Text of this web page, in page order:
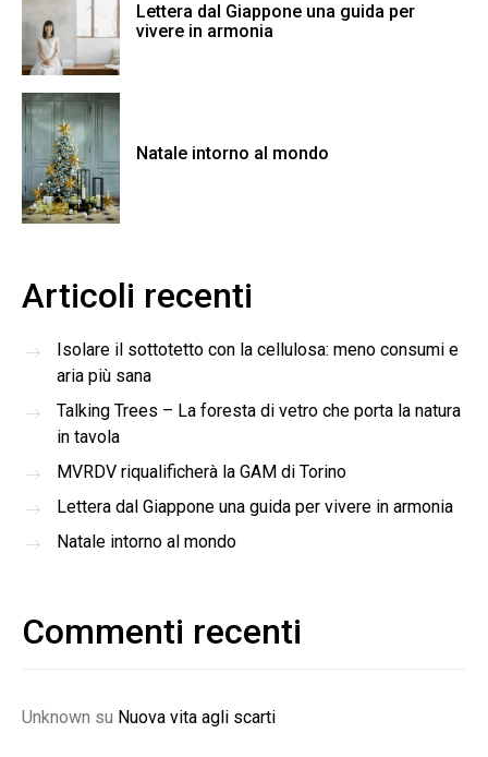
Lettera dal Giappone una guida per
vivere in armonia
Natale intorno al mondo
Articoli recenti
Isolare il sottotetto con la cellulosa: meno consumi e
aria più sana
Talking Trees – La foresta di vetro che porta la natura
in tavola
MVRDV riqualificherà la GAM di Torino
Lettera dal Giappone una guida per vivere in armonia
Natale intorno al mondo
Commenti recenti
Unknown su Nuova vita agli scarti